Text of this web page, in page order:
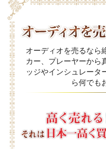
オーディオを売るなら
カー、プレーヤーから
ッジやインシュレータ
ら何でも